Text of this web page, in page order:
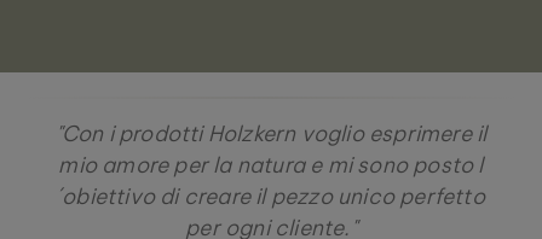
"Con i prodotti Holzkern voglio esprimere il
mio amore per la natura e mi sono posto l
´obiettivo di creare il pezzo unico perfetto
per ogni cliente."